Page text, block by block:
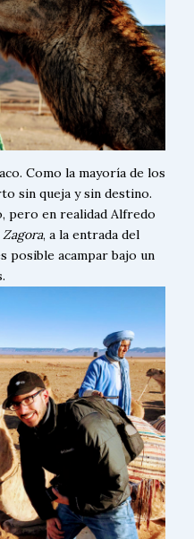
Como la mayoría de los
sin queja y sin destino.
pero en realidad Alfredo
, a la entrada del
posible acampar bajo un